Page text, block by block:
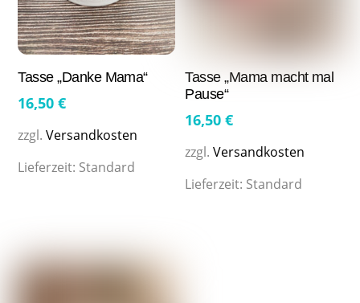
Tasse „Danke Mama“
16,50€
zzgl.Versandkosten
Lieferzeit: Standard
Tasse „Mama macht mal
Pause“
16,50€
zzgl.Versandkosten
Lieferzeit: Standard